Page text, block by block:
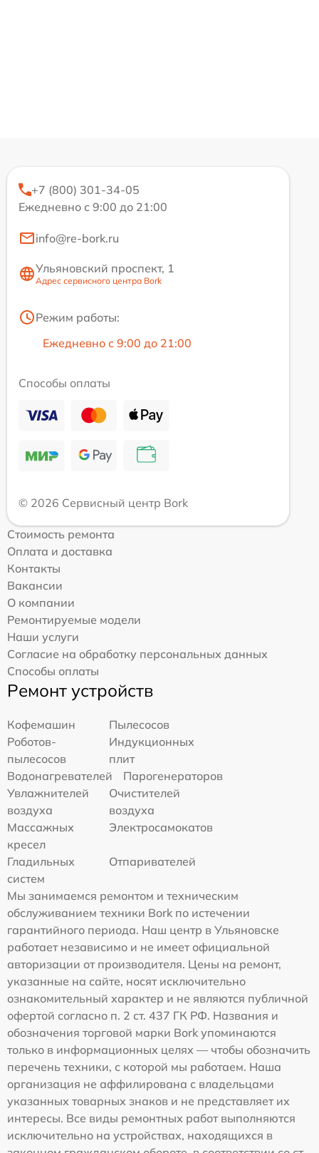
+7 (800) 301-34-05
Ежедневно с 9:00 до 21:00
info@re-bork.ru
Ульяновский проспект, 1
Адрес сервисного центра Bork
Режим работы:
Ежедневно с 9:00 до 21:00
Способы оплаты
© 2026 Сервисный центр Bork
Стоимость ремонта
Оплата и доставка
Контакты
Вакансии
О компании
Ремонтируемые модели
Наши услуги
Согласие на обработку персональных данных
Способы оплаты
Ремонт устройств
Кофемашин
Пылесосов
Роботов-
пылесосов
Индукционных
плит
Водонагревателей
Парогенераторов
Увлажнителей
воздуха
Очистителей
воздуха
Массажных
кресел
Электросамокатов
Гладильных
систем
Отпаривателей
Мы занимаемся ремонтом и техническим
обслуживанием техники Bork по истечении
гарантийного периода. Наш центр в Ульяновске
работает независимо и не имеет официальной
авторизации от производителя. Цены на ремонт,
указанные на сайте, носят исключительно
ознакомительный характер и не являются публичной
офертой согласно п. 2 ст. 437 ГК РФ. Названия и
обозначения торговой марки Bork упоминаются
только в информационных целях — чтобы обозначить
перечень техники, с которой мы работаем. Наша
организация не аффилирована с владельцами
указанных товарных знаков и не представляет их
интересы. Все виды ремонтных работ выполняются
исключительно на устройствах, находящихся в